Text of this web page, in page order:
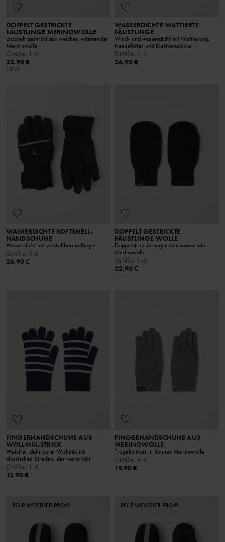
DOPPELT GESTRICKTE
FÄUSTLINGE MERINOWOLLE
Doppelt gestrickt aus weicher, wärmender
Merinowolle
Größe: 1-6
22,90 €
NEW
WASSERDICHTE WATTIERTE
FÄUSTLINGE
Wind- und wasserdicht mit Wattierung,
Fleecefutter und Klettverschluss
Größe: 1-4
36,90 €
WASSERDICHTE SOFTSHELL-
HANDSCHUHE
Wasserdicht mit verstellbarem Riegel
Größe: 3-6
26,90 €
DOPPELT GESTRICKTE
FÄUSTLINGE WOLLE
Doppelstrick in angenehm wärmender
Merinowolle
Größe: 1-6
22,90 €
FINGERHANDSCHUHE AUS
WOLLMIX-STRICK
Weicher, dehnbarer Wollmix mit
klassischen Streifen, der warm hält
Größe: 1-6
12,90 €
FINGERHANDSCHUHE AUS
MERINOWOLLE
Tragekomfort in dünner Merinowolle
Größe: 4-6
19,90 €
PO.P WEATHER PRO® PO.P WEATHER PRO®